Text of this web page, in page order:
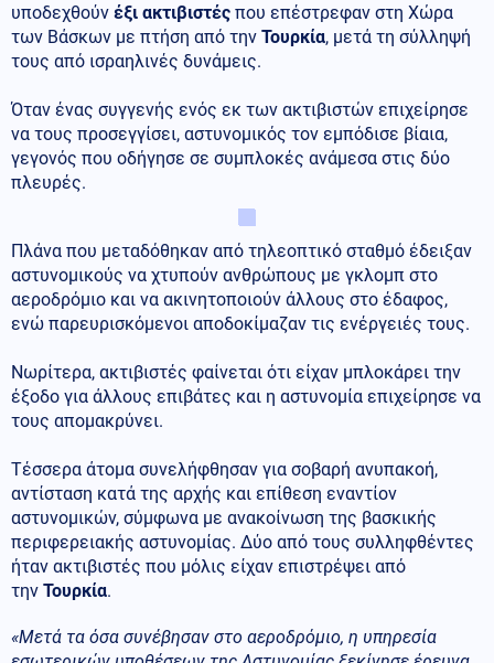
υποδεχθούν έξι ακτιβιστές που επέστρεφαν στη Χώρα
των Βάσκων με πτήση από την Τουρκία, μετά τη σύλληψή
τους από ισραηλινές δυνάμεις.
Όταν ένας συγγενής ενός εκ των ακτιβιστών επιχείρησε
να τους προσεγγίσει, αστυνομικός τον εμπόδισε βίαια,
γεγονός που οδήγησε σε συμπλοκές ανάμεσα στις δύο
πλευρές.
Πλάνα που μεταδόθηκαν από τηλεοπτικό σταθμό έδειξαν
αστυνομικούς να χτυπούν ανθρώπους με γκλομπ στο
αεροδρόμιο και να ακινητοποιούν άλλους στο έδαφος,
ενώ παρευρισκόμενοι αποδοκίμαζαν τις ενέργειές τους.
Νωρίτερα, ακτιβιστές φαίνεται ότι είχαν μπλοκάρει την
έξοδο για άλλους επιβάτες και η αστυνομία επιχείρησε να
τους απομακρύνει.
Τέσσερα άτομα συνελήφθησαν για σοβαρή ανυπακοή,
αντίσταση κατά της αρχής και επίθεση εναντίον
αστυνομικών, σύμφωνα με ανακοίνωση της βασκικής
περιφερειακής αστυνομίας. Δύο από τους συλληφθέντες
ήταν ακτιβιστές που μόλις είχαν επιστρέψει από
την Τουρκία.
«Μετά τα όσα συνέβησαν στο αεροδρόμιο, η υπηρεσία